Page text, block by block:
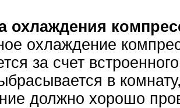
охлаждения
охлаждение
за счет
в
должно хорошо